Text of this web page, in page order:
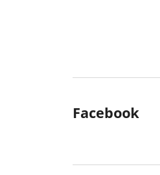
Facebook